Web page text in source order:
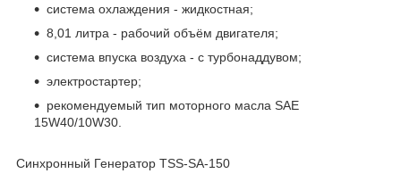
система охлаждения - жидкостная;
8,01 литра - рабочий объём двигателя;
система впуска воздуха - с турбонаддувом;
электростартер;
рекомендуемый тип моторного масла SAE
15W40/10W30.
Синхронный Генератор TSS-SA-150